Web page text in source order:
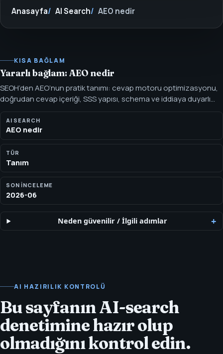
Anasayfa AI Search AEO nedir
KISA BAĞLAM
Yararlı bağlam: AEO nedir
SEOH’den AEO’nun pratik tanımı: cevap motoru optimizasyonu,
doğrudan cevap içeriği, SSS yapısı, schema ve iddiaya duyarlı
sonraki adımlar. AEO, cevap motorlarının ve kullanıcıların net,
faydalı yanıtlar çıkarmasını sağlayacak şekilde içeriği
yapılandırmak demektir. Çalışma öne çıkan cevapları, AI
cevaplarını, SSS’leri ve tıklamasız arama davranışını destekler.
AI SEARCH
AEO nedir
TÜR
Tanım
SON INCELEME
2026-06
Neden güvenilir /İlgili adımlar
AI HAZIRILIK KONTROLÜ
Bu sayfanın AI-search
denetimine hazır olup
olmadığını kontrol edin.